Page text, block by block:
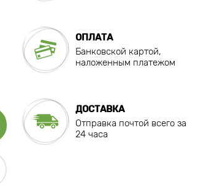
ОПЛАТА
Банковской картой,
наложенным платежом
ДОСТАВКА
Отправка почтой всего за
24 часа